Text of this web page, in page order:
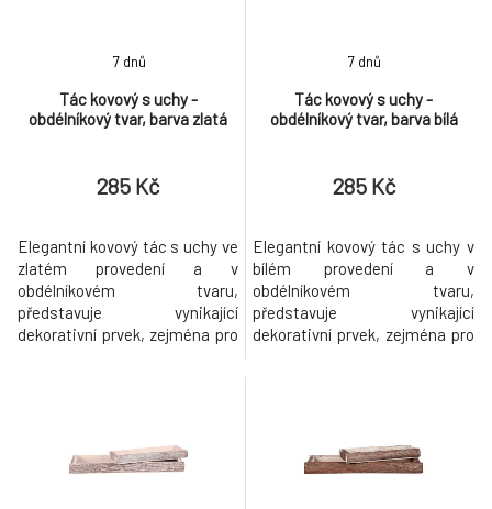
Tác kovový s uchy -
obdélníkový tvar, barva zlatá
7 dnů
285 Kč
Elegantní kovový tác s uchy ve
zlatém provedení a v
obdélníkovém tvaru,
představuje vynikající
dekorativní prvek, zejména pro
svému kovovému provedení je
odolný a snadno se kombinuje
Tác kovový s uchy -
obdélníkový tvar, barva bílá
7 dnů
285 Kč
Elegantní kovový tác s uchy v
bílém provedení a v
obdélníkovém tvaru,
představuje vynikající
dekorativní prvek, zejména pro
svému kovovému provedení je
odolný a snadno se kombinuje